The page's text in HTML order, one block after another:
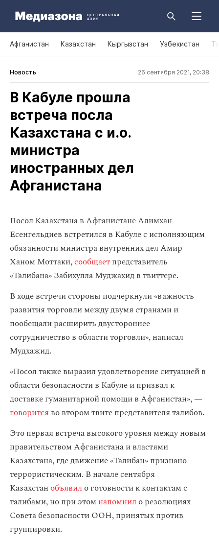
Афганистан Казахстан Кыргызстан Узбекистан
Новость 26 сентября 2021, 20:38
В Кабуле прошла
встреча посла
Казахстана с и.о.
министра
иностранных дел
Афганистана
Посол Казахстана в Афганистане Алимхан
Есенгельдиев встретился в Кабуле с исполняющим
обязанности министра внутренних дел Амир
Ханом Моттаки,сообщаетпредставитель
«Талибана» Забихулла Муджахид в твиттере.
В ходе встречи стороны подчеркнули «важность
развития торговли между двумя странами и
пообещали расширить двустороннее
сотрудничество в области торговли», написал
Мудхажид.
«Посол также выразил удовлетворение ситуацией в
области безопасности в Кабуле и призвал к
доставке гуманитарной помощи в Афганистан», —
говорится во втором твите представителя талибов.
Это первая встреча высокого уровня между новым
правительством Афганистана и властями
Казахстана, где движение «Талибан» признано
террористическим. В начале сентября
Казахстан объявил о готовности к контактам с
талибами, но при этом напомнил о резолюциях
Совета безопасности ООН, принятых против
группировки.